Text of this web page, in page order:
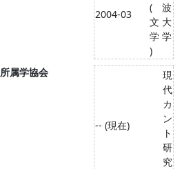
2004-03
(
文
学
)
波
大
学
所属学協会
-- (現在)
現
代
カ
ン
ト
研
究